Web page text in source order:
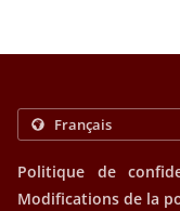
Politique de
Modifications de la